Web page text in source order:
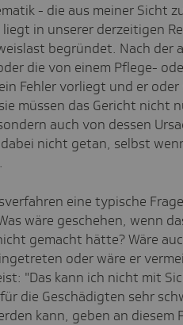
- die aus meiner Sicht
in unserer derzeitigen
begründet. Nach der
die von einem Pflege-
Fehler vorliegt und er
müssen das Gericht nicht
auch von dessen
nicht getan, selbst
eine typische
wäre geschehen, wenn
gemacht hätte? Wäre
oder wäre er
"Das kann ich nicht mit
die Geschädigten sehr
kann, geben an diesem